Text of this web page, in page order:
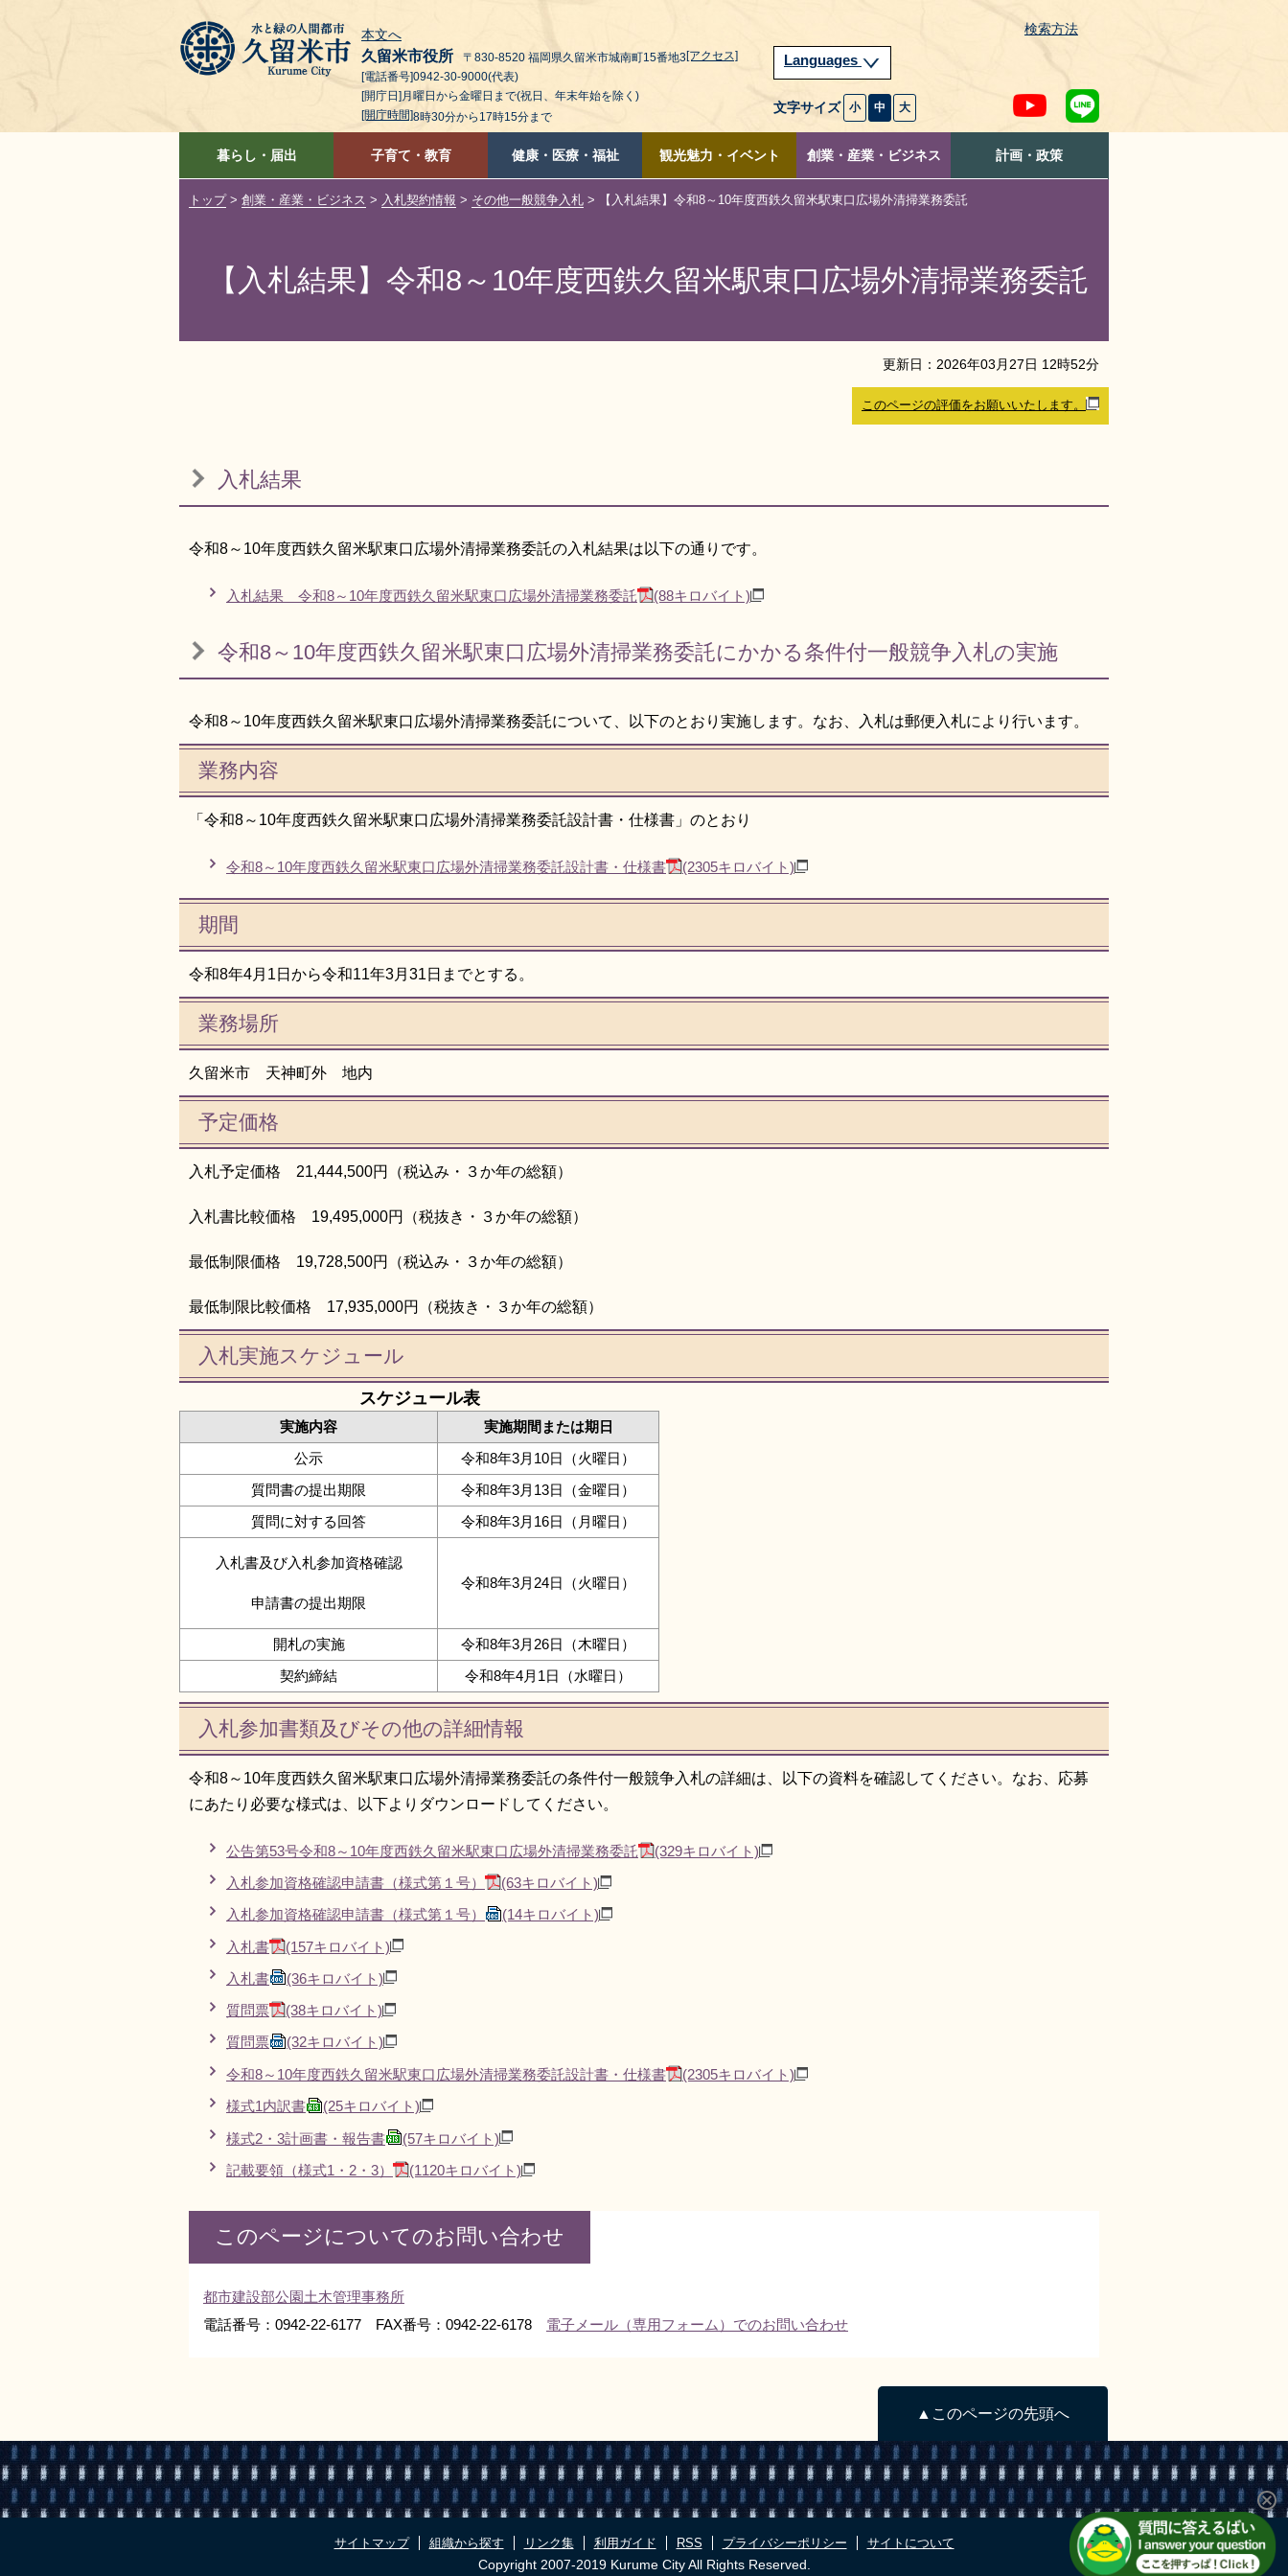
本文へ 検索方法
久留米市役所 〒830-8520 福岡県久留米市城南町15番地3[アクセス]
[電話番号]0942-30-9000(代表)
[開庁日]月曜日から金曜日まで(祝日、年末年始を除く)
[開庁時間]8時30分から17時15分まで
Languages
文字サイズ 小 中 大
暮らし・届出 子育て・教育 健康・医療・福祉 観光魅力・イベント 創業・産業・ビジネス 計画・政策
トップ> 創業・産業・ビジネス > 入札契約情報 > その他一般競争入札 > 【入札結果】令和8～10年度西鉄久留米駅東口広場外清掃業務委託
【入札結果】令和8～10年度西鉄久留米駅東口広場外清掃業務委託
更新日： 2026年03 月 27日 12時52分
このページの評価をお願いいたします。
入札結果
令和8～10年度西鉄久留米駅東口広場外清掃業務委託の入札結果は以下の通りです。
入札結果 令和8～10年度西鉄久留米駅東口広場外清掃業務委託 (88キロバイト)
令和8～10年度西鉄久留米駅東口広場外清掃業務委託にかかる条件付一般競争入札の実施
令和8～10年度西鉄久留米駅東口広場外清掃業務委託について、以下のとおり実施します。なお、入札は郵便入札により行います。
業務内容
「令和8～10年度西鉄久留米駅東口広場外清掃業務委託設計書・仕様書」のとおり
令和8～10年度西鉄久留米駅東口広場外清掃業務委託設計書・仕様書 (2305キロバイト)
期間
令和8年4月1日から令和11年3月31日までとする。
業務場所
久留米市 天神町外 地内
予定価格
入札予定価格 21,444,500円（税込み・３か年の総額）
入札書比較価格 19,495,000円（税抜き・３か年の総額）
最低制限価格 19,728,500円（税込み・３か年の総額）
最低制限比較価格 17,935,000円（税抜き・３か年の総額）
入札実施スケジュール
スケジュール表
実施内容
実施期間または期日
公示
令和8年3月10日（火曜日）
質問書の提出期限
令和8年3月13日（金曜日）
質問に対する回答
令和8年3月16日（月曜日）
入札書及び入札参加資格確認
申請書の提出期限
令和8年3月24日（火曜日）
開札の実施
令和8年3月26日（木曜日）
契約締結
令和8年4月1日（水曜日）
入札参加書類及びその他の詳細情報
令和8～10年度西鉄久留米駅東口広場外清掃業務委託の条件付一般競争入札の詳細は、以下の資料を確認してください。なお、応募
にあたり必要な様式は、以下よりダウンロードしてください。
公告第53号令和8～10年度西鉄久留米駅東口広場外清掃業務委託
(329キロバイト)
入札参加資格確認申請書（様式第１号）
(63キロバイト)
入札参加資格確認申請書（様式第１号）
(14キロバイト)
入札書
(157キロバイト)
入札書
(36キロバイト)
質問票
(38キロバイト)
質問票
(32キロバイト)
令和8～10年度西鉄久留米駅東口広場外清掃業務委託設計書・仕様書
(2305キロバイト)
様式1内訳書
(25キロバイト)
様式2・3計画書・報告書
(57キロバイト)
記載要領（様式1・2・3）
(1120キロバイト)
このページについてのお問い合わせ
都市建設部公園土木管理事務所
電話番号：0942-22-6177 FAX番号：0942-22-6178 電子メール（専用フォーム）でのお問い合わせ
▲このページの先頭へ
サイトマップ 組織から探す リンク集 利用ガイド RSS プライバシーポリシー サイトについて
Copyright 2007-2019 Kurume City All Rights Reserved.